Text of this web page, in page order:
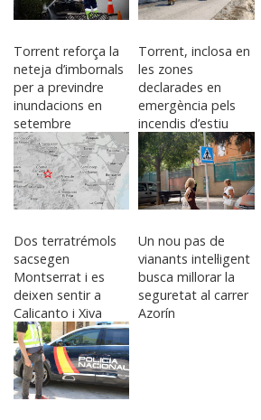
Torrent reforça la
neteja d’imbornals
per a previndre
inundacions en
setembre
Torrent, inclosa en
les zones
declarades en
emergència pels
incendis d’estiu
Dos terratrémols
sacsegen
Montserrat i es
deixen sentir a
Calicanto i Xiva
Un nou pas de
vianants intel·ligent
busca millorar la
seguretat al carrer
Azorín